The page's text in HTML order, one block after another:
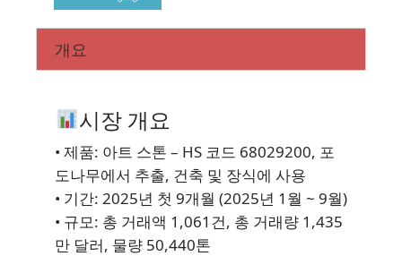
개요
시장 개요
• 제품: 아트 스톤 – HS 코드 68029200, 포
도나무에서 추출, 건축 및 장식에 사용
• 기간: 2025년 첫 9개월 (2025년 1월 ~ 9월)
• 규모: 총 거래액 1,061건, 총 거래량 1,435
만 달러, 물량 50,440톤